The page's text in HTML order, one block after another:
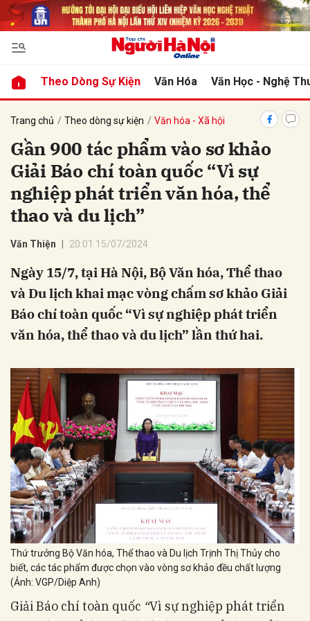
Theo Dòng Sự Kiện Văn Hóa Văn Học - Nghệ
Trang chủ Theo dòng sự kiện Văn hóa - Xã hội
Gần 900 tác phẩm vào sơ khảo
Giải Báo chí toàn quốc “Vì sự
nghiệp phát triển văn hóa, thể
thao và du lịch”
Văn Thiện 20:01 15/07/2024
Ngày 15/7, tại Hà Nội, Bộ Văn hóa, Thể thao
và Du lịch khai mạc vòng chấm sơ khảo Giải
Báo chí toàn quốc “Vì sự nghiệp phát triển
văn hóa, thể thao và du lịch” lần thứ hai.
Thứ trưởng Bộ Văn hóa, Thể thao và Du lịch Trịnh Thị Thủy cho
biết, các tác phẩm được chọn vào vòng sơ khảo đều chất lượng
(Ảnh: VGP/Diệp Anh)
Giải Báo chí toàn quốc “Vì sự nghiệp phát triển
luận